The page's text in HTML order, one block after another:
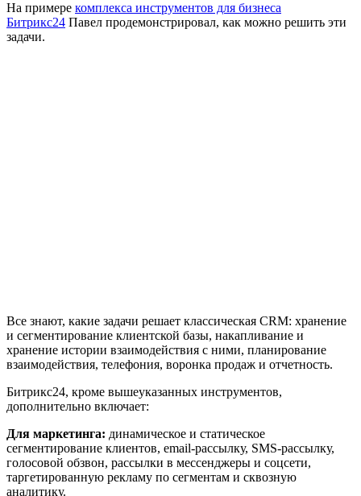
На примере комплекса инструментов для бизнеса
Битрикс24 Павел продемонстрировал, как можно решить эти
задачи.
Все знают, какие задачи решает классическая CRM: хранение
и сегментирование клиентской базы, накапливание и
хранение истории взаимодействия с ними, планирование
взаимодействия, телефония, воронка продаж и отчетность.
Битрикс24, кроме вышеуказанных инструментов,
дополнительно включает:
Для маркетинга: динамическое и статическое
сегментирование клиентов, email-рассылку, SMS-рассылку,
голосовой обзвон, рассылки в мессенджеры и соцсети,
таргетированную рекламу по сегментам и сквозную
аналитику.